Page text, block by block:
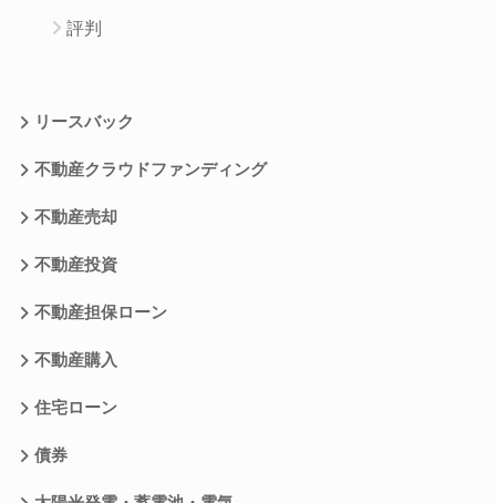
評判
リースバック
不動産クラウドファンディング
不動産売却
不動産投資
不動産担保ローン
不動産購入
住宅ローン
債券